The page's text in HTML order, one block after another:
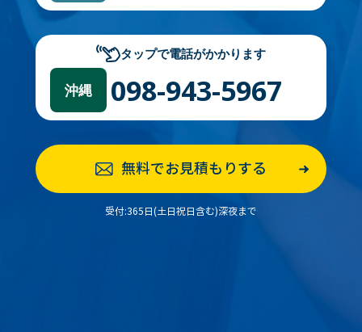
タップで電話がかかります
沖縄 098-943-5967
無料でお見積もりする
受付:365日(土日祝日含む)深夜まで